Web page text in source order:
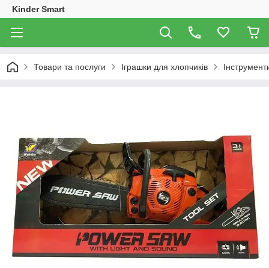
Kinder Smart
Товари та послуги Іграшки для хлопчиків